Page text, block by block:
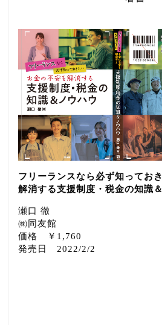
フリーランスなら必ず知ってお
解消する支援制度・税金の知識
瀬口 徹
㈱同友館
価格 ￥1,760
発売日 2022/2/2